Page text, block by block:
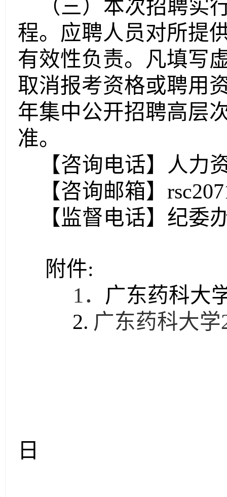
（三）本次招聘实
程。应聘人员对所提
有效性负责。凡填写
取消报考资格或聘用
年集中公开招聘高层
准。
【咨询电话】人力
【咨询邮箱】
【监督电话】纪委
附件:
1． 广东药科大
2. 广东药科大学
日